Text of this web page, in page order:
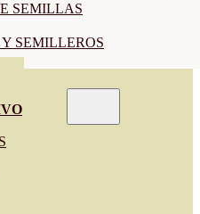
SEMILLAS
SEMILLEROS